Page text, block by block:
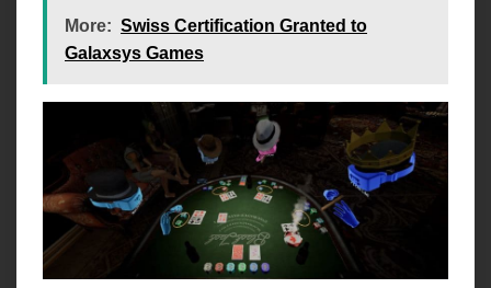
More: Swiss Certification Granted to
Galaxsys Games